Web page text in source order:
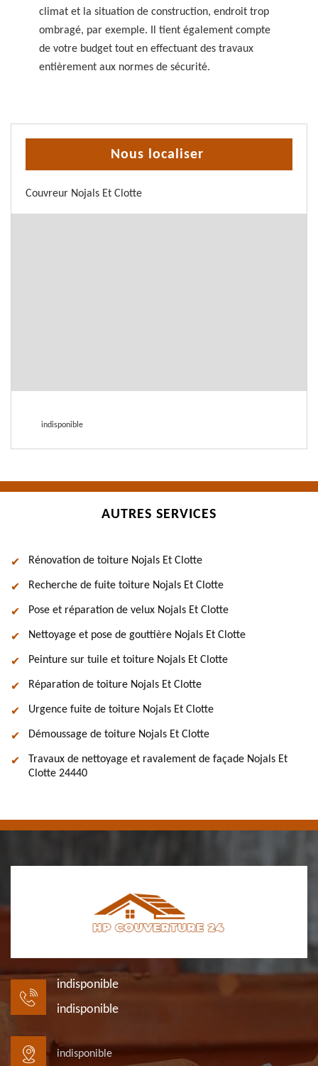
climat et la situation de construction, endroit trop
ombragé, par exemple. Il tient également compte
de votre budget tout en effectuant des travaux
entièrement aux normes de sécurité.
Nous localiser
Couvreur Nojals Et Clotte
indisponible
AUTRES SERVICES
Rénovation de toiture Nojals Et Clotte
Recherche de fuite toiture Nojals Et Clotte
Pose et réparation de velux Nojals Et Clotte
Nettoyage et pose de gouttière Nojals Et Clotte
Peinture sur tuile et toiture Nojals Et Clotte
Réparation de toiture Nojals Et Clotte
Urgence fuite de toiture Nojals Et Clotte
Démoussage de toiture Nojals Et Clotte
Travaux de nettoyage et ravalement de façade Nojals Et
Clotte 24440
indisponible
indisponible
indisponible